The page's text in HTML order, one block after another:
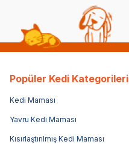
Popüler Kedi Kategorileri
Kedi Maması
Yavru Kedi Maması
Kısırlaştırılmış Kedi Maması